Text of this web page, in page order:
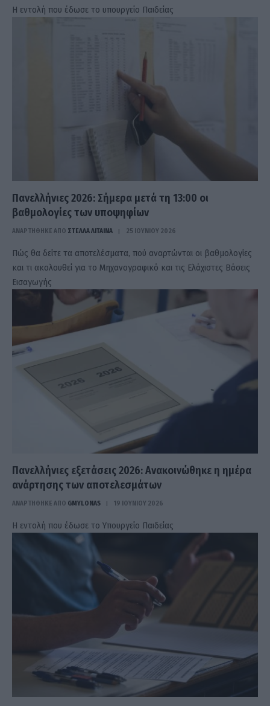
Η εντολή που έδωσε το υπουργείο Παιδείας
Πανελλήνιες 2026: Σήμερα μετά τη 13:00 οι
βαθμολογίες των υποψηφίων
ΑΝΑΡΤΗΘΗΚΕ ΑΠΟ ΣΤΈΛΛΑ ΛΊΤΑΙΝΑ 25 ΙΟΥΝΊΟΥ 2026
Πώς θα δείτε τα αποτελέσματα, πού αναρτώνται οι βαθμολογίες
και τι ακολουθεί για το Μηχανογραφικό και τις Ελάχιστες Βάσεις
Εισαγωγής
Πανελλήνιες εξετάσεις 2026: Ανακοινώθηκε η ημέρα
ανάρτησης των αποτελεσμάτων
ΑΝΑΡΤΗΘΗΚΕ ΑΠΟ GMYLONAS 19 ΙΟΥΝΊΟΥ 2026
Η εντολή που έδωσε το Υπουργείο Παιδείας